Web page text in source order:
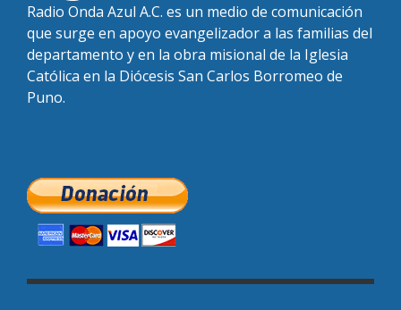
Radio Onda Azul A.C. es un medio de comunicación
que surge en apoyo evangelizador a las familias del
departamento y en la obra misional de la Iglesia
Católica en la Diócesis San Carlos Borromeo de
Puno.